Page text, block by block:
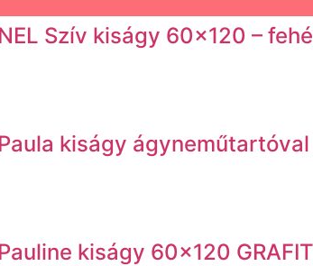
Szív kiságy 60×120 –
kiságy
kiságy 60×120